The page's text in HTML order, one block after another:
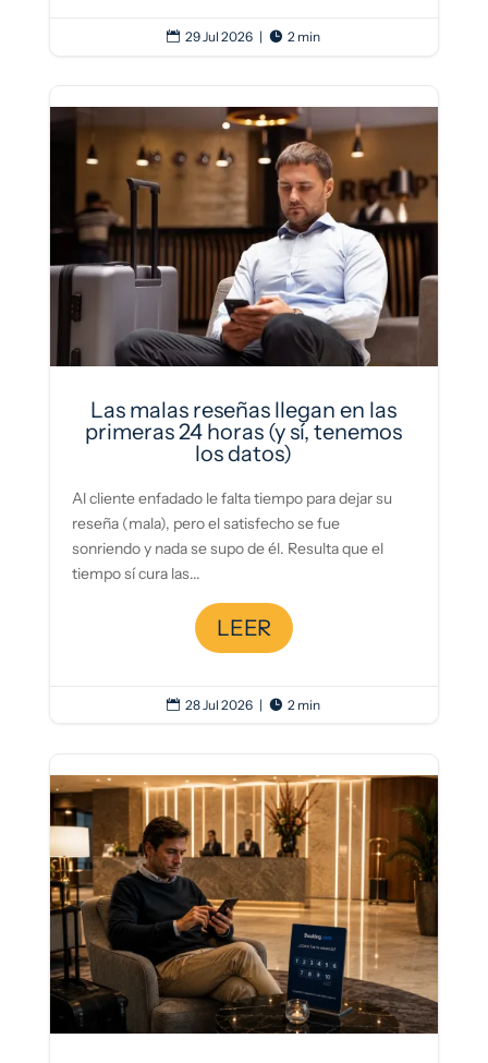
 29 Jul 2026 |  2 min
Las malas reseñas llegan en las
primeras 24 horas (y sí, tenemos
los datos)
Al cliente enfadado le falta tiempo para dejar su
reseña (mala), pero el satisfecho se fue
sonriendo y nada se supo de él. Resulta que el
tiempo sí cura las...
LEER
 28 Jul 2026 |  2 min